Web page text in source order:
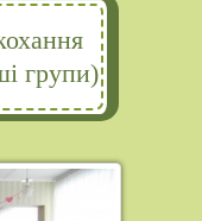
групи)